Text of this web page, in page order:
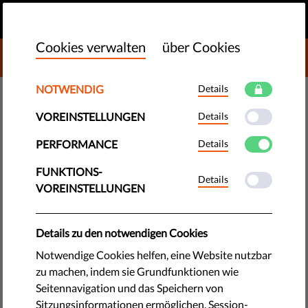
DONATE TO LIBERTIES
TRAINING & COACHING
So nutzen wir unsere Rechte, um
nach Corona unsere Freiheiten
zurückzuerhalten
Viele von uns sind damit einverstanden, dass die Regierung
unsere Freiheiten einschränkt, wenn das die Ausbreitung von
unsere Freiheiten wiedererlangen, sobald Einschränkungen
nicht mehr nötig sind.
Cookies verwalten über Cookies
NOTWENDIG Details
VOREINSTELLUNGEN Details
PERFORMANCE Details
FUNKTIONS-
VOREINSTELLUNGEN
Details
Details zu den notwendigen Cookies
Notwendige Cookies helfen, eine Website nutzbar
zu machen, indem sie Grundfunktionen wie
Seitennavigation und das Speichern von
Sitzungsinformationen ermöglichen. Session-